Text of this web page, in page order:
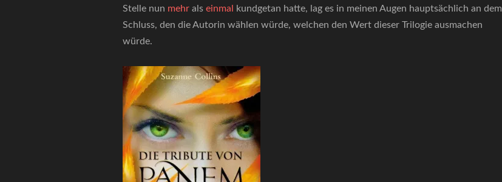
Stelle nun mehr als einmal
kundgetan hatte, lag es in meinen Augen hauptsächlich an dem
Schluss, den die Autorin wählen würde, welchen den Wert dieser Trilogie ausmachen
würde.